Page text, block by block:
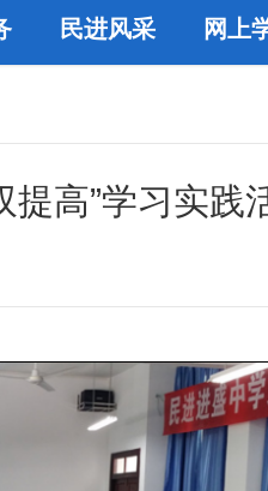
民进风采 网上
提高”学习实践